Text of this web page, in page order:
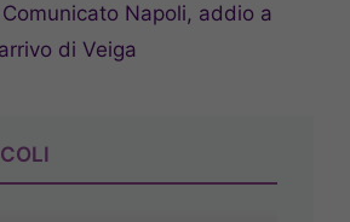
Comunicato Napoli, addio a
di Veiga